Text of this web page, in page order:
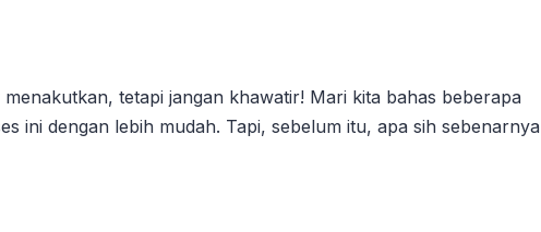
tetapi jangan khawatir! Mari kita bahas beberapa
ini dengan lebih mudah. Tapi, sebelum itu, apa sih sebenarnya